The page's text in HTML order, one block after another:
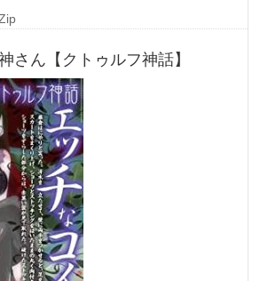
さん【クトゥルフ神話】